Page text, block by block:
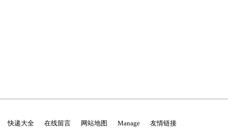
快递大全 在线留言 网站地图 Manage 友情链接